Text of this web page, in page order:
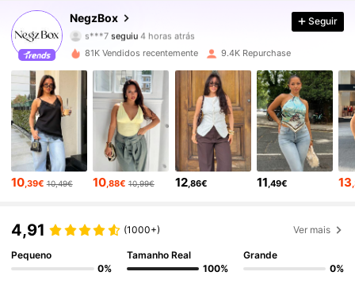
NegzBox
s***7
z***y está a navegar
4,76
38K Seguidores
4,76 38K Seguidores
38K Seguidores
Seguir
81K Vendidos recentemente 9.4K Repurchase
10 ,39€ 10,49€ 10 ,88€ 10,99€ 12,86€ 11 ,49€ 13
4,91 (1000+) Ver mais
Pequeno
0%
Tamanho Real
100%
Grande
0%